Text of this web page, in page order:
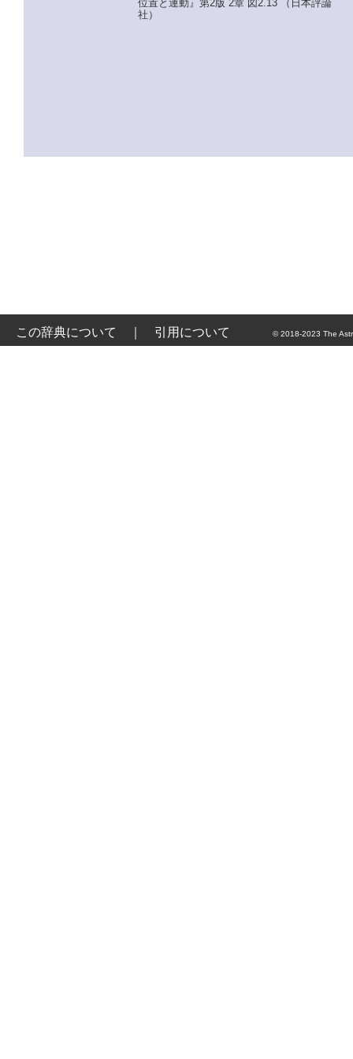
位置と運動』第2版 2章 図2.13 （日本評論
社）
この辞典について 引用について © 2018-2023 The